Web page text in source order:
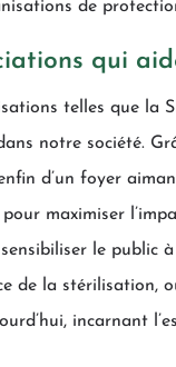
de
qui
telles que la
notre société.
d’un foyer
pour maximiser
le public
de la stérilisation,
incarnant